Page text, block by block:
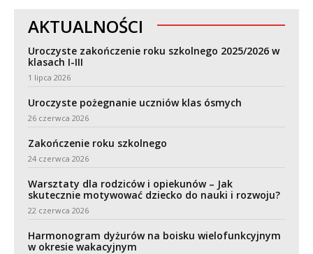
AKTUALNOŚCI
Uroczyste zakończenie roku szkolnego 2025/2026 w
klasach I-III
1 lipca 2026
Uroczyste pożegnanie uczniów klas ósmych
26 czerwca 2026
Zakończenie roku szkolnego
24 czerwca 2026
Warsztaty dla rodziców i opiekunów – Jak
skutecznie motywować dziecko do nauki i rozwoju?
22 czerwca 2026
Harmonogram dyżurów na boisku wielofunkcyjnym
w okresie wakacyjnym